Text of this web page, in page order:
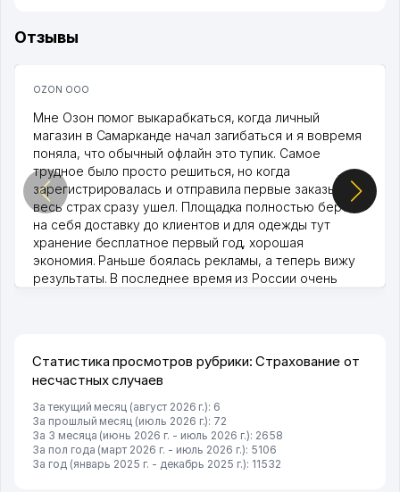
Отзывы
OZON ООО
Мне Озон помог выкарабкаться, когда личный
магазин в Самарканде начал загибаться и я вовремя
поняла, что обычный офлайн это тупик. Самое
трудное было просто решиться, но когда
зарегистрировалась и отправила первые заказы,
весь страх сразу ушел. Площадка полностью берет
на себя доставку до клиентов и для одежды тут
хранение бесплатное первый год, хорошая
экономия. Раньше боялась рекламы, а теперь вижу
результаты. В последнее время из России очень
Статистика просмотров рубрики: Страхование от
несчастных случаев
За текущий месяц (август 2026 г.): 6
За прошлый месяц (июль 2026 г.): 72
За 3 месяца (июнь 2026 г. - июль 2026 г.): 2658
За пол года (март 2026 г. - июль 2026 г.): 5106
За год (январь 2025 г. - декабрь 2025 г.): 11532